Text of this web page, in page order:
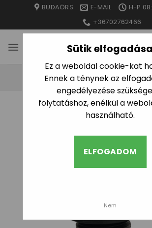
Sütik elfogadása
Ez a weboldal cookie-kat
Ennek a ténynek az
engedélyezése
folytatáshoz, enélkül a
használható.
ELFOGADOM
Nem
content
BUDAÖRS E-MAIL
H-P
+36702762466